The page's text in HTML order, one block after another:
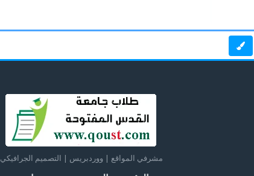
مشرفي المواقع | ووردبريس | التصميم الجرافيكي